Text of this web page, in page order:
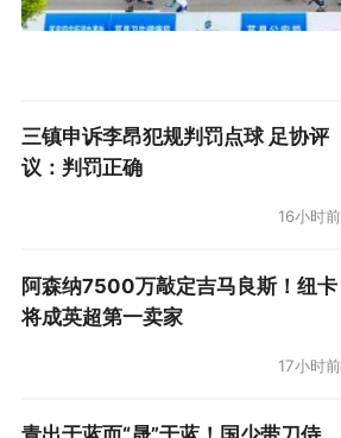
三镇申诉李昂犯规判罚点球 足协评
议：判罚正确
16小时前
阿森纳7500万敲定吉马良斯！纽卡
将成英超第一卖家
17小时前